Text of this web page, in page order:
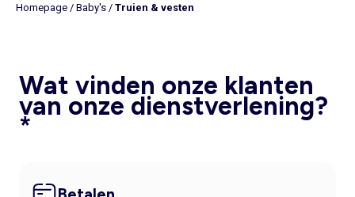
updaten met fijngebreide luchtigekatoenen truitjes en babyvesten
materialen geven je baby het gevoel van een liefdevolle omhelzing,
ook als je kindje de wereld om zich heen begint te verkennen. De
kwaliteit, het comfort en de veiligheid die deze materialen bieden, zijn
van het grootste belang, omdat ze de tere huid van je baby
nog meer leuke kortingen en aanbiedingen een klantenaccount aan,
Homepage / Baby's / Truien & vesten
Wat vinden onze klanten
van onze dienstverlening?
*